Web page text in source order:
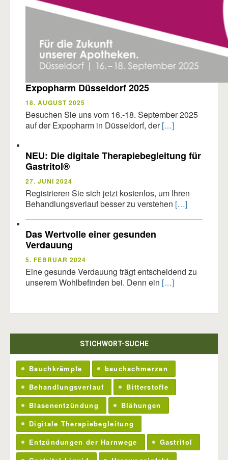
Expopharm Düsseldorf 2025
18. AUGUST 2025
Besuchen Sie uns vom 16.-18. September 2025
auf der Expopharm in Düsseldorf, der[…]
NEU: Die digitale Therapiebegleitung für
Gastritol®
27. JUNI 2024
Registrieren Sie sich jetzt kostenlos, um Ihren
Behandlungsverlauf besser zu verstehen […]
Das Wertvolle einer gesunden
Verdauung
5. FEBRUAR 2024
Eine gesunde Verdauung trägt entscheidend zu
unserem Wohlbefinden bei. Denn ein […]
STICHWORT-SUCHE
Bauchkrämpfe
bauchschmerzen
Behandlungsverlauf
Bitterstoffe
Blasenentzündung
Blähungen
Digitale Therapiebegleitung
Entzündungen der Harnwege
Gastritol